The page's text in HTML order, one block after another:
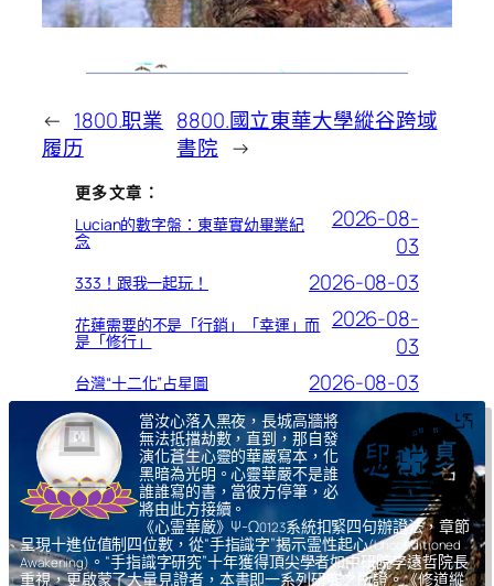
← 1800.职業
履历
8800.國立東華大學縱谷跨域
書院 →
更多文章：
Lucian的數字盤：東華實幼畢業紀
念
2026-08-
03
333！跟我一起玩！ 2026-08-03
花蓮需要的不是「行銷」「幸運」而
是「修行」
2026-08-
03
台灣“十二化”占星圖 2026-08-03
當汝心落入黑夜，長城高牆將
無法抵擋劫數，直到，那自發
演化蒼生心靈的華嚴寫本，化
黑暗為光明。心靈華嚴不是誰
誰誰寫的書，當彼方停筆，必
將由此方接續。
《心霊華厳》Ψ-Ω0123系統扣緊四句辦證法，章節
呈現十進位值制四位數，從“手指識字”揭示霊性起心(Unconditioned
Awakening) 。“手指識字研究”十年獲得頂尖學者如中研院李遠哲院長
重視，更啟蒙了大量見證者，本書即一系列研究之所證。《修道縱